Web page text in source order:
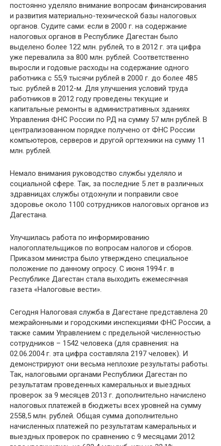
постоянно уделяло внимание вопросам финансирования
и развития материально-технической базы налоговых
органов. Судите сами: если в 2000 г. на содержание
налоговых органов в Республике Дагестан было
выделено более 122 млн. рублей, то в 2012 г. эта цифра
уже перевалила за 800 млн. рублей. Соответственно
выросли и годовые расходы на содержание одного
работника с 55,9 тысячи рублей в 2000 г. до более 485
тыс. рублей в 2012-м. Для улучшения условий труда
работников в 2012 году проведены текущие и
капитальные ремонты в административных зданиях
Управления ФНС России по РД на сумму 57 млн рублей. В
централизованном порядке получено от ФНС России
компьютеров, серверов и другой оргтехники на сумму 11
млн. рублей.
Немало внимания руководство службы уделяло и
социальной сфере. Так, за последние 5 лет в различных
здравницах службы отдохнули и поправили свое
здоровье около 1100 сотрудников налоговых органов из
Дагестана.
Улучшилась работа по информированию
налогоплательщиков по вопросам налогов и сборов.
Приказом министра было утверждено специальное
положение по данному опросу. С июня 1994 г. в
Республике Дагестан стала выходить ежемесячная
газета «Налоговые вести».
Сегодня Налоговая служба в Дагестане представлена 20
межрайонными и городскими инспекциями ФНС России, а
также самим Управлением с предельной численностью
сотрудников – 1542 человека (для сравнения: на
02.06.2004 г. эта цифра составляла 2197 человек). И
демонстрируют они весьма неплохие результаты работы.
Так, налоговыми органами Республики Дагестан по
результатам проведенных камеральных и выездных
проверок за 9 месяцев 2013 г. дополнительно начислено
налоговых платежей в бюджеты всех уровней на сумму
2558,5 млн. рублей. Общая сумма дополнительно
начисленных платежей по результатам камеральных и
выездных проверок по сравнению с 9 месяцами 2012